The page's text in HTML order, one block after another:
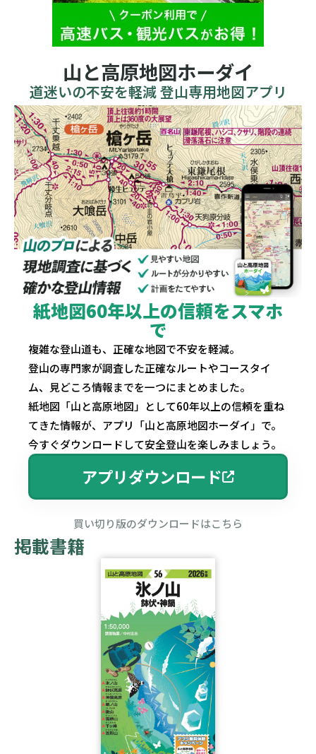
山と高原地図ホーダイ
道迷いの不安を軽減 登山専用地図アプリ
紙地図60年以上の信頼をスマホ
で
複雑な登山道も、正確な地図で不安を軽減。
登山の専門家が調査した正確なルートやコースタイ
ム、見どころ情報までを一つにまとめました。
紙地図「山と高原地図」として60年以上の信頼を重ね
てきた情報が、アプリ「山と高原地図ホーダイ」で。
今すぐダウンロードして安全登山を楽しみましょう。
アプリダウンロード
買い切り版のダウンロードはこちら
掲載書籍